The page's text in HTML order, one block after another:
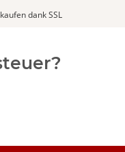
dank SSL
KAFFEE